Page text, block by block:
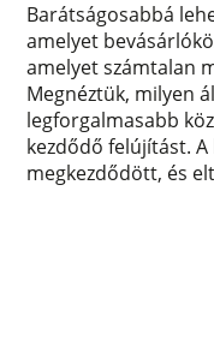
Barátságosabbá
amelyet
amelyet számtalan
Megnéztük, milyen
legforgalmasabb
kezdődő felújítást.
megkezdődött, és